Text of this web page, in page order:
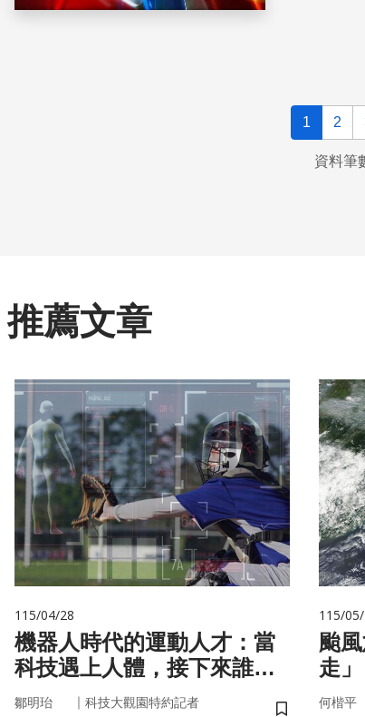
1 2
資料筆
推薦文章
115/04/28
機器人時代的運動人才：當
科技遇上人體，接下來誰來
接手？
鄒明珆 ｜ 科技大觀園特約記者
115/
颱
走
防
何楷平